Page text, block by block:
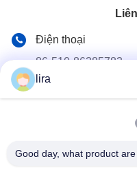
Điện thoại
86-510-86385783
Số 102, Yungu Road,
lira
Good day, what product